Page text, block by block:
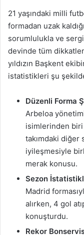
21 yaşındaki milli
formadan uzak
sorumlulukla ve
devinde tüm
yıldızın Başkent
istatistikleri şu
Düzenli Forma
Arbeloa
isimlerinden biri
takımdaki diğer
iyileşmesiyle
merak konusu.
Sezon
Madrid
alırken, 4 gol
konuşturdu.
Rekor